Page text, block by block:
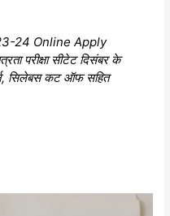
24 Online Apply
परीक्षा सीटेट दिसंबर के
सिलेबस कट ऑफ सहित